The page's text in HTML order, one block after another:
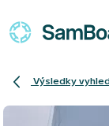
Výsledky